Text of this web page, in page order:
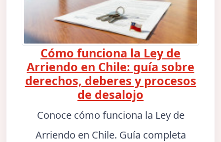
Cómo funciona la Ley de
Arriendo en Chile: guía sobre
derechos, deberes y procesos
de desalojo
Conoce cómo funciona la Ley de
Arriendo en Chile. Guía completa